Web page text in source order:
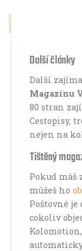
Další články
Další
Magazínu
80 stran
Cestopisy,
nejen na
Tištěný
Pokud máš
můžeš ho
Poštovné
cokoliv